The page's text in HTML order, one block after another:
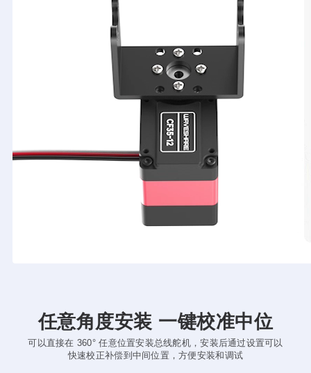
任意角度安装 一键校准中位
可以直接在 360° 任意位置安装总线舵机，安装后通过设置可以
快速校正补偿到中间位置，方便安装和调试